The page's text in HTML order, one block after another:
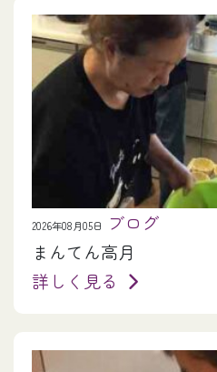
2026年08月05日
ブログ
まんてん高月
詳しく見る